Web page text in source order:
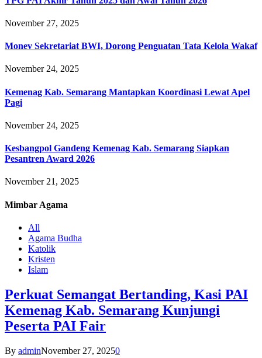
November 27, 2025
Monev Sekretariat BWI, Dorong Penguatan Tata Kelola Wakaf
November 24, 2025
Kemenag Kab. Semarang Mantapkan Koordinasi Lewat Apel
Pagi
November 24, 2025
Kesbangpol Gandeng Kemenag Kab. Semarang Siapkan
Pesantren Award 2026
November 21, 2025
Mimbar Agama
All
Agama Budha
Katolik
Kristen
Islam
Perkuat Semangat Bertanding, Kasi PAI
Kemenag Kab. Semarang Kunjungi
Peserta PAI Fair
By adminNovember 27, 20250